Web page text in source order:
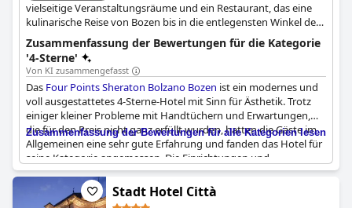
vielseitige Veranstaltungsräume und ein Restaurant, das eine
kulinarische Reise von Bozen bis in die entlegensten Winkel der
Welt verspricht. Entspannen Sie im 7th Heaven Beauty &
Wellness im obersten Stockwerk des Hotels mit einem
beheizten Pool, einer Sauna und einem Dampfbad mit Blick auf
die Bozener Skyline.
Zusammenfassung der Bewertungen für die Kategorie
'4-Sterne'
Von KI zusammengefasst
Das Four Points Sheraton Bolzano Bozen ist ein modernes und
voll ausgestattetes 4-Sterne-Hotel mit Sinn für Ästhetik. Trotz
einiger kleiner Probleme mit Handtüchern und Erwartungen,
die für den Preis nicht ganz erfüllt wurden, hatten die Gäste im
Allgemeinen eine sehr gute Erfahrung und fanden das Hotel für
seine Kategorie angemessen. Die Einrichtungen und
Annehmlichkeiten wurden gelobt und das Hotel ist Teil einer
größeren Kette. Bozen selbst wurde ebenfalls als schöner Ort für
einen Aufenthalt bezeichnet.
Zusammenfassung der Bewertungen für alle Kategorien lesen
Stadt Hotel Città